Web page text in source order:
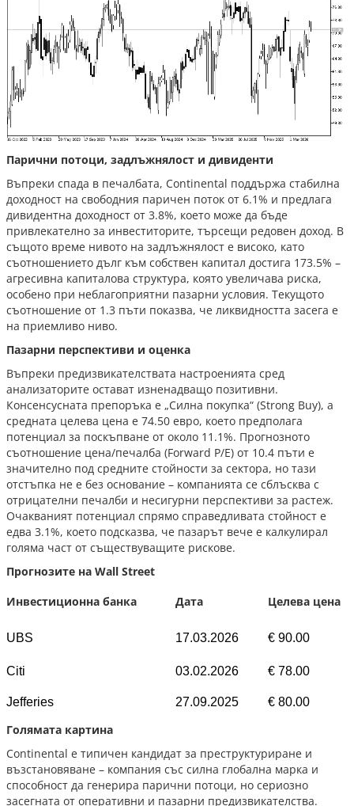
Парични потоци, задлъжнялост и дивиденти
Въпреки спада в печалбата, Continental поддържа стабилна
доходност на свободния паричен поток от 6.1% и предлага
дивидентна доходност от 3.8%, което може да бъде
привлекателно за инвеститорите, търсещи редовен доход. В
същото време нивото на задлъжнялост е високо, като
съотношението дълг към собствен капитал достига 173.5% –
агресивна капиталова структура, която увеличава риска,
особено при неблагоприятни пазарни условия. Текущото
съотношение от 1.3 пъти показва, че ликвидността засега е
на приемливо ниво.
Пазарни перспективи и оценка
Въпреки предизвикателствата настроенията сред
анализаторите остават изненадващо позитивни.
Консенсусната препоръка е „Силна покупка“ (Strong Buy), а
средната целева цена е 74.50 евро, което предполага
потенциал за поскъпване от около 11.1%. Прогнозното
съотношение цена/печалба (Forward P/E) от 10.4 пъти е
значително под средните стойности за сектора, но тази
отстъпка не е без основание – компанията се сблъсква с
отрицателни печалби и несигурни перспективи за растеж.
Очакваният потенциал спрямо справедливата стойност е
едва 3.1%, което подсказва, че пазарът вече е калкулирал
голяма част от съществуващите рискове.
Прогнозите на Wall Street
Инвестиционна банка
Дата Целева цена
UBS 17.03.2026 € 90.00
Citi 03.02.2026 € 78.00
Jefferies 27.09.2025 € 80.00
Голямата картина
Continental е типичен кандидат за преструктуриране и
възстановяване – компания със силна глобална марка и
способност да генерира парични потоци, но сериозно
засегната от оперативни и пазарни предизвикателства.